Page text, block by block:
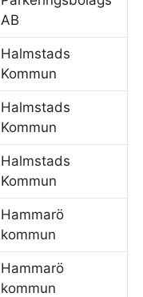
AB
Halmstads
Kommun
Halmstads
Kommun
Halmstads
Kommun
Hammarö
kommun
Hammarö
kommun